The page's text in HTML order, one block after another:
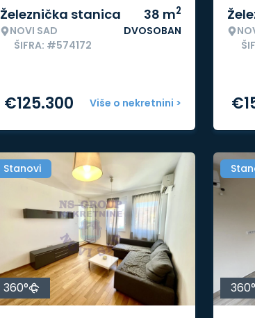
Železnička stanica
NOVI SAD
ŠIFRA: #574172
38 m2
DVOSOBAN
Više o nekretnini >
€125.300 €
Stanovi
360° 360°